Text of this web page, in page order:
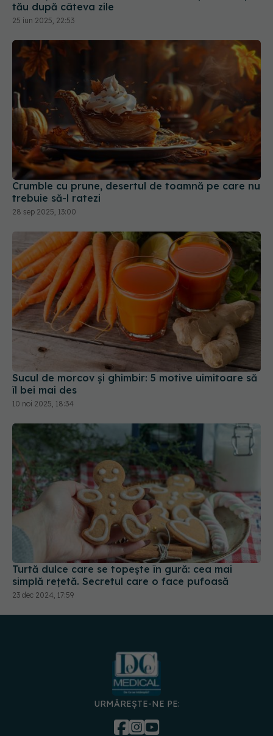
Crumble cu prune, desertul de toamnă pe care nu
trebuie să-l ratezi
28 sep 2025, 13:00
Sucul de morcov și ghimbir: 5 motive uimitoare să
îl bei mai des
Turtă dulce care se topește în gură: cea mai
simplă rețetă. Secretul care o face pufoasă
URMĂREȘTE-NE PE:
DESCARCĂ APLICAȚIA